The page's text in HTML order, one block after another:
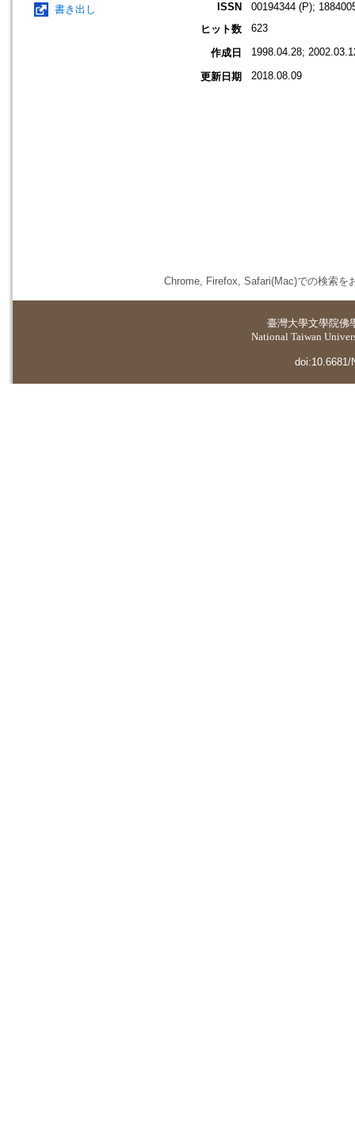
書き出し ISSN
00194344 (P);
ヒット数
623
作成日 1998.04.28;
更新日期 2018.08.09
Chrome, Firefox, Safari(Mac)での検索を
臺灣大學文學院佛
National Taiwan
doi:10.6681/